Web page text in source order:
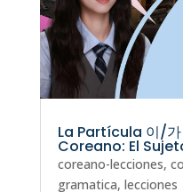
La Partícula 이/
Coreano: El
coreano-lecciones,
gramatica, lecciones